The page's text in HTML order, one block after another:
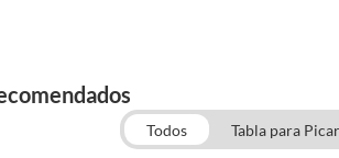
Todos Tabla para Picar